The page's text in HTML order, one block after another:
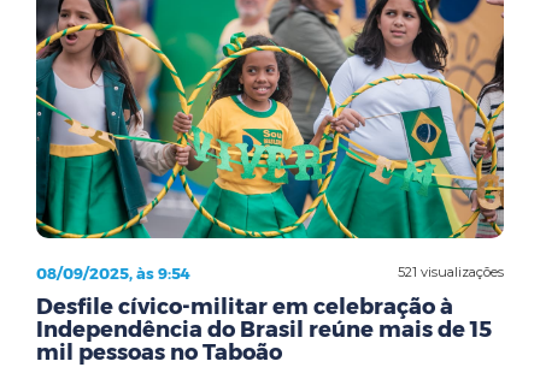
521 visualizações
08/09/2025, às 9:54
Desfile cívico-militar em celebração à
Independência do Brasil reúne mais de 15
mil pessoas no Taboão